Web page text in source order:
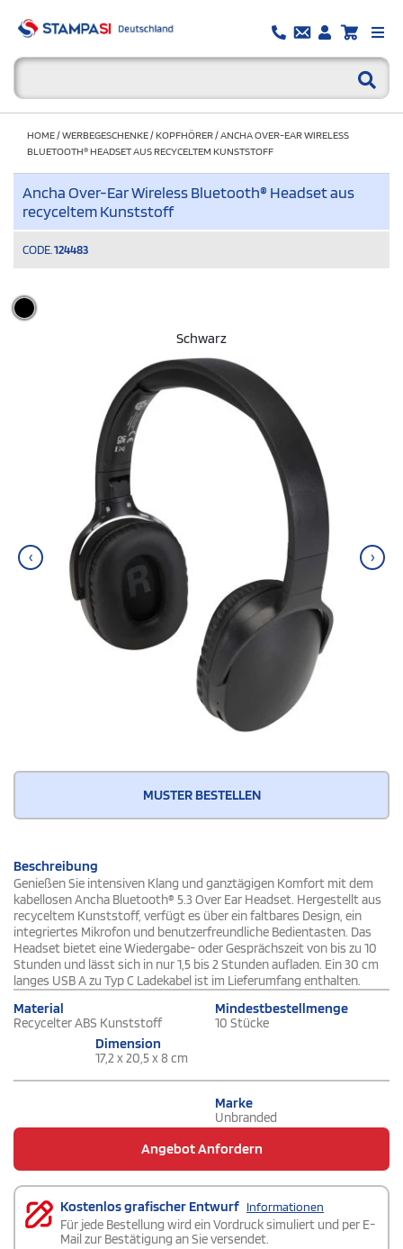
HOME/WERBEGESCHENKE/KOPFHÖRER/ANCHA OVER-EAR WIRELESS
BLUETOOTH® HEADSET AUS RECYCELTEM KUNSTSTOFF
Ancha Over-Ear Wireless Bluetooth® Headset aus
recyceltem Kunststoff
CODE. 124483
Schwarz
‹ ›
MUSTER BESTELLEN
Beschreibung
Genießen Sie intensiven Klang und ganztägigen Komfort mit dem
kabellosen Ancha Bluetooth® 5.3 Over Ear Headset. Hergestellt aus
recyceltem Kunststoff, verfügt es über ein faltbares Design, ein
integriertes Mikrofon und benutzerfreundliche Bedientasten. Das
Headset bietet eine Wiedergabe- oder Gesprächszeit von bis zu 10
Stunden und lässt sich in nur 1,5 bis 2 Stunden aufladen. Ein 30 cm
langes USB A zu Typ C Ladekabel ist im Lieferumfang enthalten.
Material
Recycelter ABS Kunststoff
Mindestbestellmenge
10 Stücke
Dimension
17,2 x 20,5 x 8 cm
Marke
Unbranded
Angebot Anfordern
Kostenlos grafischer Entwurf Informationen
Für jede Bestellung wird ein Vordruck simuliert und per E-
Mail zur Bestätigung an Sie versendet.